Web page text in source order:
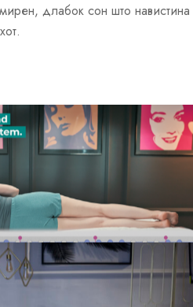
длабок сон што навистина